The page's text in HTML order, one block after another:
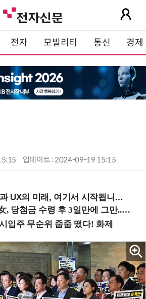
전자 모빌리티 통신 경제
업데이트 : 2024-09-19 15:15
미래, 여기서 시작됩니다! (9/2 강남역)